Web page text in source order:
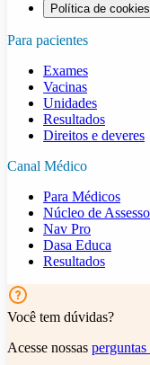
Política de cookies
Para pacientes
Exames
Vacinas
Unidades
Resultados
Direitos e deveres
Canal Médico
Para Médicos
Núcleo de
Nav Pro
Dasa Educa
Resultados
Você tem dúvidas?
Acesse nossas